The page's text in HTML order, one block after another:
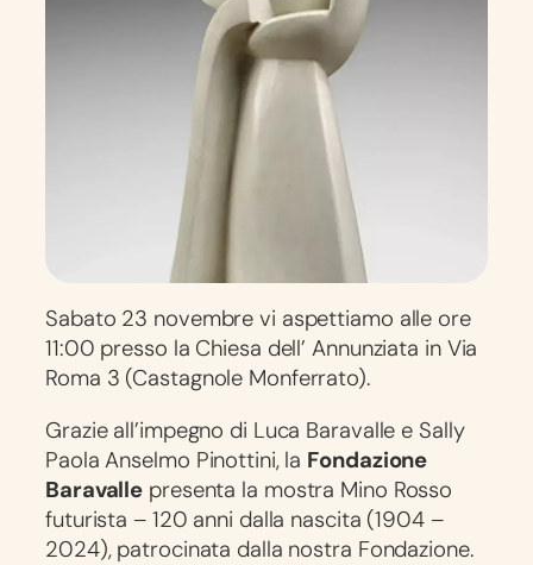
Sabato 23 novembre vi aspettiamo alle ore
11:00 presso la Chiesa dell’ Annunziata in Via
Roma 3 (Castagnole Monferrato).
Grazie all’impegno di Luca Baravalle e Sally
Paola Anselmo Pinottini, la Fondazione
Baravalle presenta la mostra Mino Rosso
futurista – 120 anni dalla nascita (1904 –
2024), patrocinata dalla nostra Fondazione.